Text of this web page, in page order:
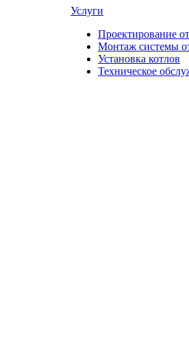
Услуги
Проектирование
Монтаж системы
Установка котлов
Техническое